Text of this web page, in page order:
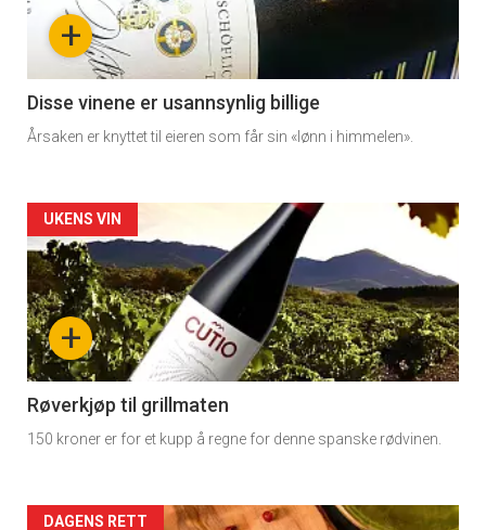
-
section
11
Dagens
rett
+
Disse vinene er usannsynlig billige
Årsaken er knyttet til eieren som får sin «lønn i himmelen».
Artikler
detail
-
section
11
Dagens
rett
+
UKENS VIN
Røverkjøp til grillmaten
150 kroner er for et kupp å regne for denne spanske rødvinen.
DAGENS RETT